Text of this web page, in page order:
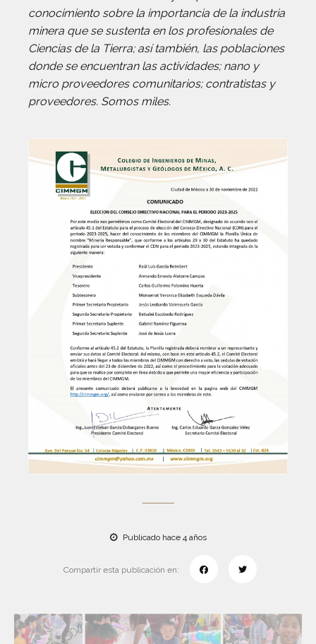
conocimiento sobre la importancia de la industria
minera que se sustenta en los profesionales de
Ciencias de la Tierra; así también, las poblaciones
donde se encuentran las actividades; nano y
micro proveedores comunitarios; contratistas y
proveedores. Somos miles.
Publicado hace 4 años
Compartir esta publicación en: